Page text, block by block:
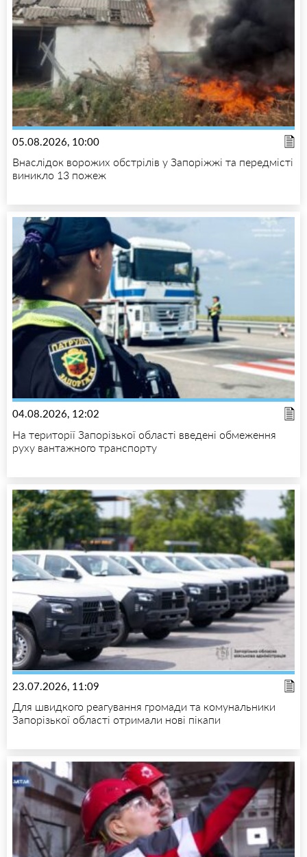
05.08.2026, 10:00
Внаслідок ворожих обстрілів у Запоріжжі та передмісті
виникло 13 пожеж
04.08.2026, 12:02
На території Запорізької області введені обмеження
руху вантажного транспорту
23.07.2026, 11:09
Для швидкого реагування громади та комунальники
Запорізької області отримали нові пікапи